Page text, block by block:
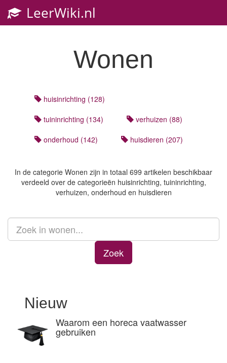
LeerWiki.nl
Wonen
huisinrichting (128)
tuininrichting (134)
verhuizen (88)
onderhoud (142)
huisdieren (207)
In de categorie Wonen zijn in totaal 699 artikelen beschikbaar
verdeeld over de categorieën huisinrichting, tuininrichting,
verhuizen, onderhoud en huisdieren
Zoek
Nieuw
Waarom een horeca vaatwasser
gebruiken